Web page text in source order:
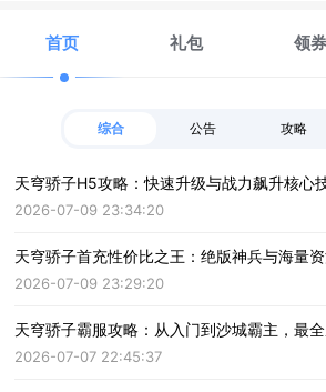
首页 礼包 领券
综合 公告 攻略
天穹骄子H5攻略：快速升级与战力飙升核心
2026-07-09 23:34:20
天穹骄子首充性价比之王：绝版神兵与海量
2026-07-09 23:29:20
天穹骄子霸服攻略：从入门到沙城霸主，最
2026-07-07 22:45:37